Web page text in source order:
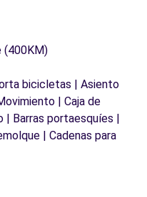
(400KM)
bicicletas | Asiento
| Caja de
| Barras portaesquíes |
| Cadenas para